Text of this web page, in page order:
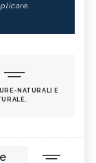
NATURALI E